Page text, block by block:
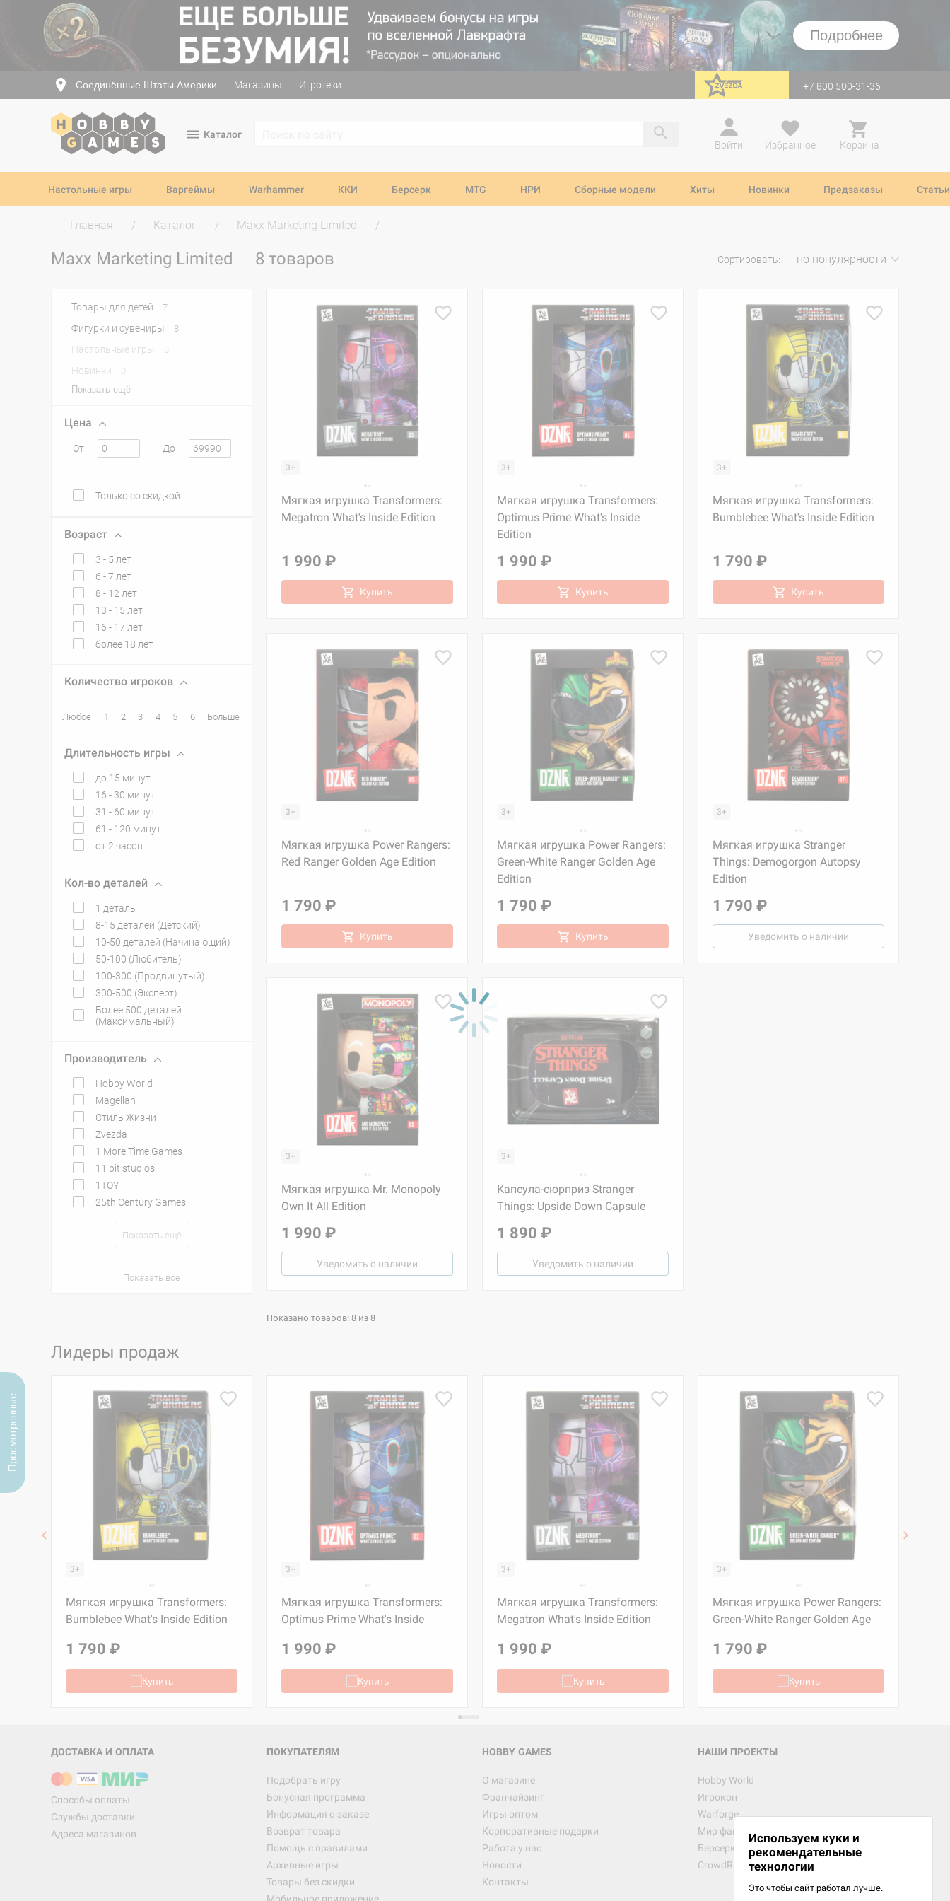
Подробнее
Соединённые Штаты Америки Магазины Игротеки перейти на Zvezda +7 800 500-31-36
Каталог
Войти
Избранное Корзина
Настольные игры Варгеймы Warhammer ККИ Берсерк MTG НРИ Сборные модели Хиты Новинки Предзаказы Статьи
Главная Каталог Maxx Marketing Limited
Maxx Marketing Limited 8 товаров Сортировать: по популярности
Товары для детей 7
Фигурки и сувениры 8
Настольные игры 0
Новинки
0
Показать ещё
Цена
От До
Только со скидкой
Возраст
3 - 5 лет
6 - 7 лет
8 - 12 лет
13 - 15 лет
16 - 17 лет
более 18 лет
Количество игроков
Любое 1 2 3 4 5 6 Больше
Длительность игры
до 15 минут
16 - 30 минут
31 - 60 минут
61 - 120 минут
от 2 часов
Кол-во деталей
1 деталь
8-15 деталей (Детский)
10-50 деталей (Начинающий)
50-100 (Любитель)
100-300 (Продвинутый)
300-500 (Эксперт)
Более 500 деталей
(Максимальный)
Производитель
Hobby World
Magellan
Стиль Жизни
Zvezda
1 More Time Games
11 bit studios
1TOY
25th Century Games
Показать ещё
Показать все
3+
Мягкая игрушка Transformers:
Megatron What's Inside Edition
1 990 ₽
Купить
3+
Мягкая игрушка Transformers:
Optimus Prime What's Inside
Edition
1 990 ₽
Купить
3+
Мягкая игрушка Transformers:
Bumblebee What's Inside Edition
1 790 ₽
Купить
3+
Мягкая игрушка Power Rangers:
Red Ranger Golden Age Edition
1 790 ₽
Купить
3+
Мягкая игрушка Power Rangers:
Green-White Ranger Golden Age
Edition
1 790 ₽
Купить
3+
Мягкая игрушка Stranger
Things: Demogorgon Autopsy
Edition
1 790 ₽
Уведомить о наличии
3+
Мягкая игрушка Mr. Monopoly
Own It All Edition
1 990 ₽
Уведомить о наличии
3+
Капсула-сюрприз Stranger
Things: Upside Down Capsule
1 890 ₽
Уведомить о наличии
Показано товаров: 8 из 8
Лидеры продаж
3+
Мягкая игрушка Transformers:
Bumblebee What's Inside Edition
1 790 ₽
Купить
3+
Мягкая игрушка Transformers:
Optimus Prime What's Inside
1 990 ₽
Купить
3+
Мягкая игрушка Transformers:
Megatron What's Inside Edition
1 990 ₽
Купить
3+
Мягкая игрушка Power Rangers:
Green-White Ranger Golden Age
1 790 ₽
Купить
ДОСТАВКА И ОПЛАТА
Способы оплаты
Службы доставки
Адреса магазинов
ПОКУПАТЕЛЯМ
Подобрать игру
Бонусная программа
Информация о заказе
Возврат товара
Помощь с правилами
Архивные игры
Товары без скидки
HOBBY GAMES
О магазине
Франчайзинг
Игры оптом
Корпоративные подарки
Работа у нас
Новости
Контакты
НАШИ ПРОЕКТЫ
Hobby World
Игрокон
Warforge
Мир фантастики
Берсерк
CrowdRepublic
Используем куки и
рекомендательные
технологии
Это чтобы сайт работал лучше.
Просмотренные
Настольная игра Hobby World Монстры
1 991
12 990
Настольная игра Hobby World Берсерк.
3 490